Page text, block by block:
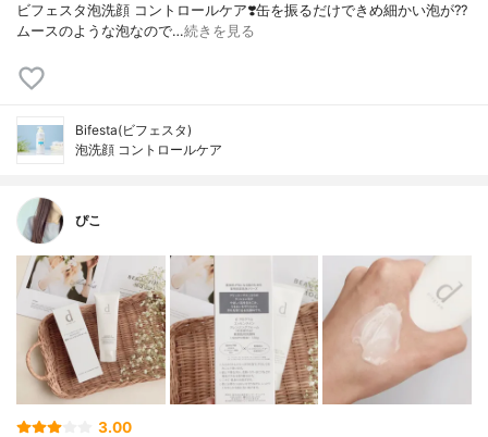
ビフェスタ泡洗顔 コントロールケア❣️缶を振るだけできめ細かい泡が?‍?️
ムースのような泡なので…続きを見る
Bifesta(ビフェスタ)
泡洗顔 コントロールケア
ぴこ
3.00